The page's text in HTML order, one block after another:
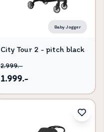
Baby Jogger
City Tour 2 - pitch black
2.999.-
1.999.-